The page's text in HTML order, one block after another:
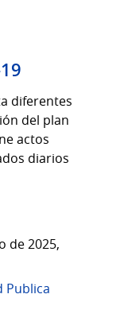
diferentes
del plan
actos
diarios
de 2025,
Publica